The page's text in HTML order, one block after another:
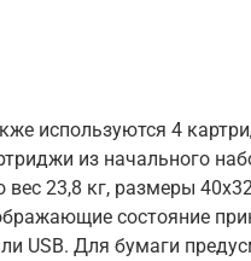
используются 4
из начального
23,8 кг, размеры
состояние
USB. Для бумаги